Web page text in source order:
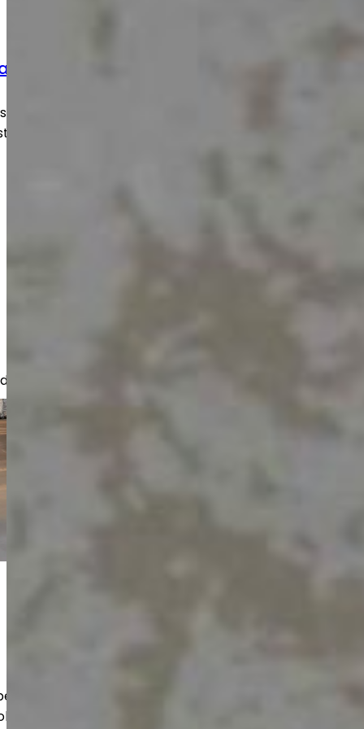
och skador snabbt och
till ett säkert och fullt fungerande
bostadsbolag och företag.
och reparationer även
Du får ett hållbart och snyggt